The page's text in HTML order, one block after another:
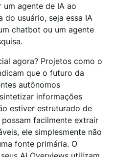
agente de IA ao
do usuário, seja essa IA
chatbot ou um agente
agora? Projetos como o
que o futuro da
autônomos
informações
estiver estruturado de
facilmente extrair
ele simplesmente não
fonte primária. O